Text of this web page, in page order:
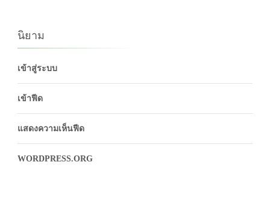
นิยาม
เข้าสู่ระบบ
เข้าฟีด
แสดงความเห็นฟีด
WORDPRESS.ORG